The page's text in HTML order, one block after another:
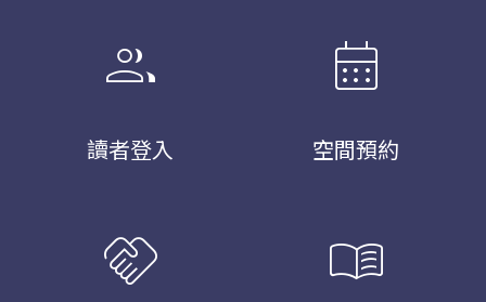
group
讀者登入
calendar_month
空間預約
handshake menu_book